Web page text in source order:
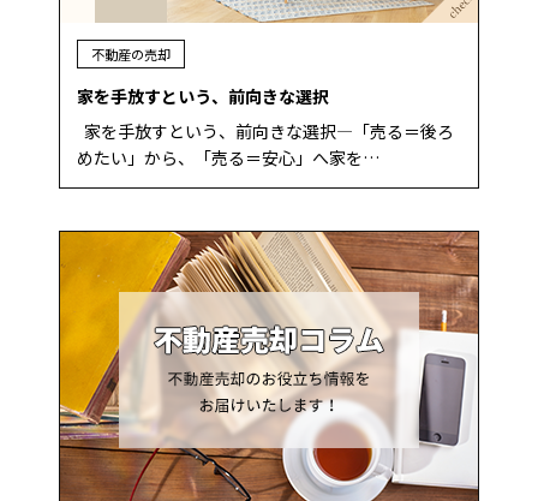
不動産の売却
家を手放すという、前向きな選択
家を手放すという、前向きな選択—「売る＝後ろ
めたい」から、「売る＝安心」へ家を…